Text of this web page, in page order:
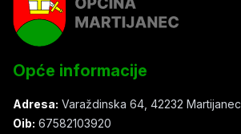
Opće informacije
Adresa: Varaždinska 64, 42232 Martijanec
Oib: 67582103920